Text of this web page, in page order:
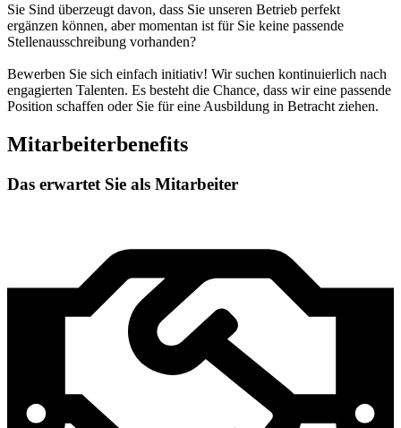
Sie Sind überzeugt davon, dass Sie unseren Betrieb perfekt
ergänzen können, aber momentan ist für Sie keine passende
Stellenausschreibung vorhanden?
Bewerben Sie sich einfach initiativ! Wir suchen kontinuierlich nach
engagierten Talenten. Es besteht die Chance, dass wir eine passende
Position schaffen oder Sie für eine Ausbildung in Betracht ziehen.
Mitarbeiterbenefits
Das erwartet Sie als Mitarbeiter